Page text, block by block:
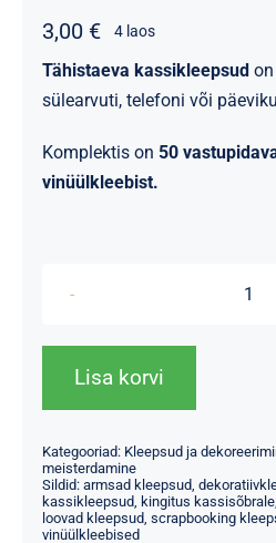
3,00 € 4 laos
Tähistaeva kassikleepsudon
sülearvuti, telefoni või
Komplektis on 50
vinüülkleebist.
Lisa korvi
Kategooriad: Kleepsud ja
meisterdamine
Sildid: armsad kleepsud,
kassikleepsud, kingitus kassisõbrale,
loovad kleepsud, scrapbooking
vinüülkleebised